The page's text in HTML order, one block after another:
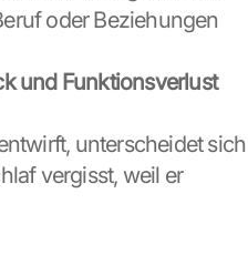
oder Beziehungen
und Funktionsverlust
unterscheidet sich
vergisst, weil er